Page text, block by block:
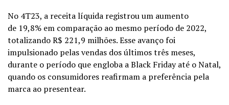
No 4T23, a receita líquida registrou um aumento
de 19,8% em comparação ao mesmo período de 2022,
totalizando R$ 221,9 milhões. Esse avanço foi
impulsionado pelas vendas dos últimos três meses,
durante o período que engloba a Black Friday até o Natal,
quando os consumidores reafirmam a preferência pela
marca ao presentear.